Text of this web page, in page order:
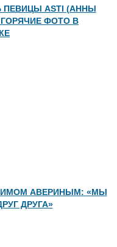
ASTI (АННЫ
ФОТО В
АВЕРИНЫМ: «МЫ
ДРУГА»